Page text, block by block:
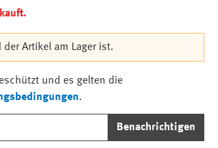
Artikel am Lager ist.
und es gelten die
.
Benachrichtigen